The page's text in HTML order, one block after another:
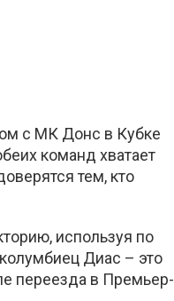
с МК Донс в Кубке
команд хватает
тем, кто
используя по
Диас – это
переезда в Премьер-